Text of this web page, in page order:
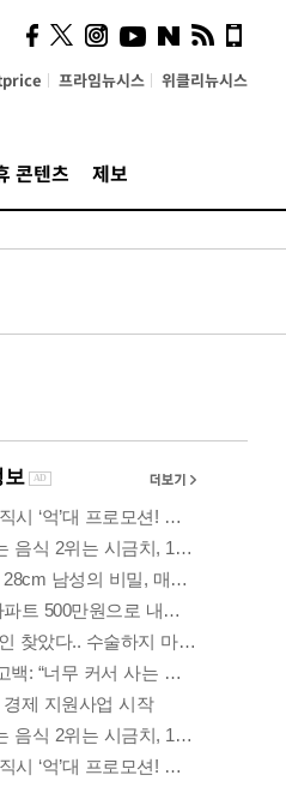
프라임뉴시스 위클리뉴시스
콘텐츠 제보
시, 스마트폰 액세서리에
NFC 더했다